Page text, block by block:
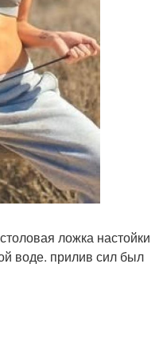
ложка настойки
воде. прилив сил был